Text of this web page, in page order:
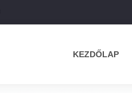
KEZDŐLAP